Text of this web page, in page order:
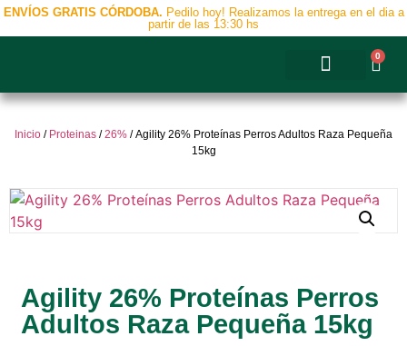
ENVÍOS GRATIS CÓRDOBA. Pedilo hoy! Realizamos la entrega en el dia a
partir de las 13:30 hs
0
Inicio / Proteinas /26% / Agility 26% Proteínas Perros Adultos Raza Pequeña
15kg
Agility 26% Proteínas Perros
Adultos Raza Pequeña 15kg